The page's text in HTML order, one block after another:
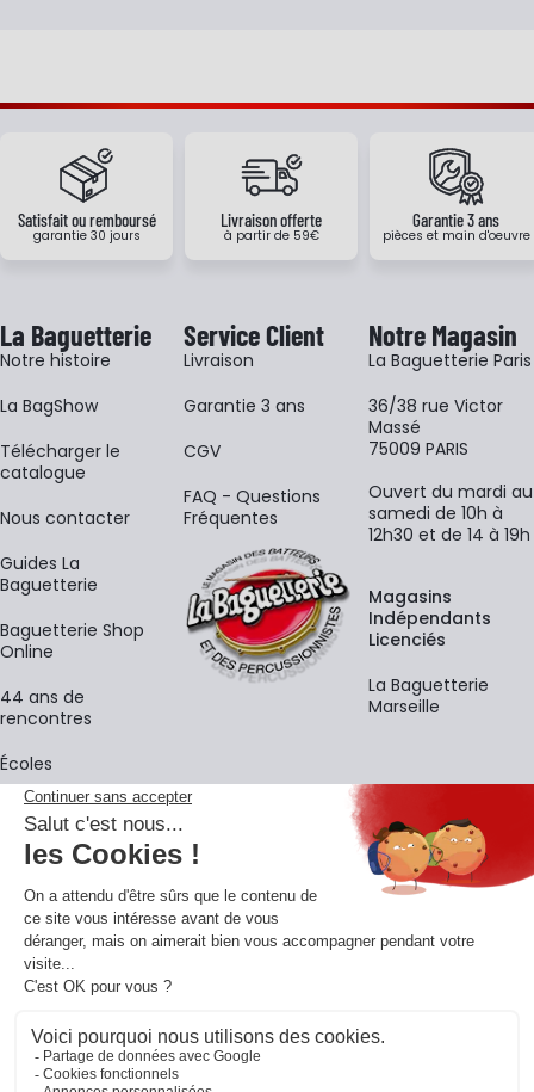
Satisfait ou remboursé
garantie 30 jours
Livraison offerte
à partir de 59€
Garantie 3 ans
pièces et main d'oeuvre
La Baguetterie
Notre histoire
La BagShow
​Télécharger le
catalogue
Nous contacter
Guides La
Baguetterie
Baguetterie Shop
Online
44 ans de
rencontres
Écoles
Service Client
Livraison
Garantie 3 ans
CGV
FAQ - Questions
Fréquentes
Notre Magasin
La Baguetterie Paris
36/38 rue Victor
Massé
75009 PARIS
Ouvert du mardi au
samedi de 10h à
12h30 et de 14 à 19h
Magasins
Indépendants
Licenciés
La Baguetterie
Marseille
La newsletter
Adresse e-mail
En vous inscrivant à notre newsletter, vous acceptez notrepolitique de
confidentialité.
Retrouvons-nous sur